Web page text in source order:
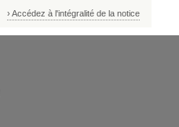
› Accédez à l'intégralité de la notice